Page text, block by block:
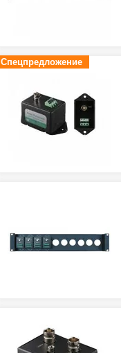
Спецпредложение